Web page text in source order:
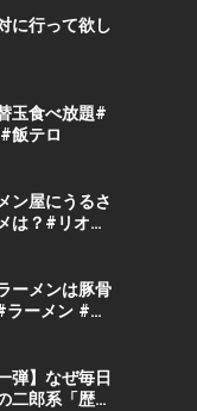
に行って欲し
玉食べ放題#
飯テロ
ン屋にうるさ
は？#リオグ
ーメンは豚骨
ラーメン #中
弾】なぜ毎日
二郎系「歴史